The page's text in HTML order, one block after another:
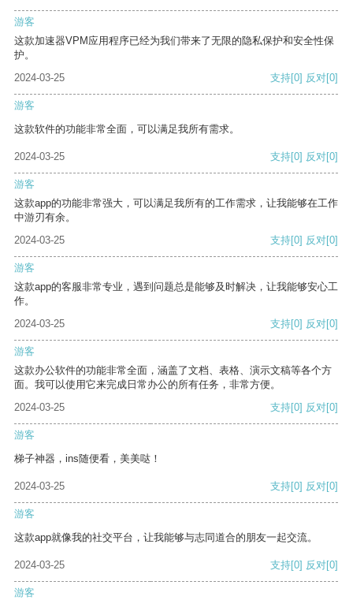
游客
这款加速器VPM应用程序已经为我们带来了无限的隐私保护和安全性保
护。
2024-03-25
支持[0] 反对[0]
游客
这款软件的功能非常全面，可以满足我所有需求。
2024-03-25 支持[0] 反对[0]
游客
这款app的功能非常强大，可以满足我所有的工作需求，让我能够在工作
中游刃有余。
2024-03-25
支持[0] 反对[0]
游客
这款app的客服非常专业，遇到问题总是能够及时解决，让我能够安心工
作。
2024-03-25
支持[0] 反对[0]
游客
这款办公软件的功能非常全面，涵盖了文档、表格、演示文稿等各个方
面。我可以使用它来完成日常办公的所有任务，非常方便。
2024-03-25
支持[0] 反对[0]
游客
梯子神器，ins随便看，美美哒！
2024-03-25 支持[0] 反对[0]
游客
这款app就像我的社交平台，让我能够与志同道合的朋友一起交流。
2024-03-25 支持[0] 反对[0]
游客